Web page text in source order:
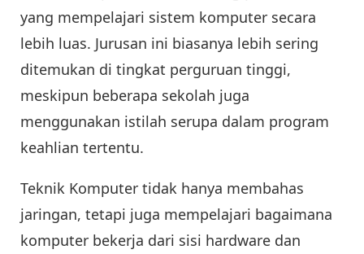
yang mempelajari sistem komputer secara
lebih luas. Jurusan ini biasanya lebih sering
ditemukan di tingkat perguruan tinggi,
meskipun beberapa sekolah juga
menggunakan istilah serupa dalam program
keahlian tertentu.
Teknik Komputer tidak hanya membahas
jaringan, tetapi juga mempelajari bagaimana
komputer bekerja dari sisi hardware dan